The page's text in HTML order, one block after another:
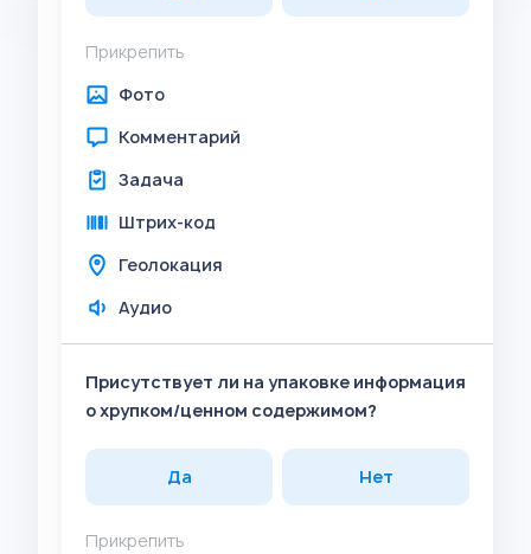
Прикрепить
Фото
Комментарий
Задача
Штрих-код
Геолокация
Аудио
Присутствует ли на упаковке информация
о хрупком/ценном содержимом?
Да Нет
Прикрепить